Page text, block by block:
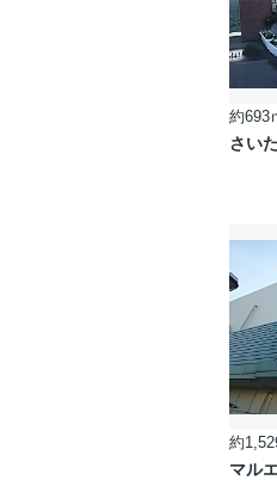
約693
さい
約
マル